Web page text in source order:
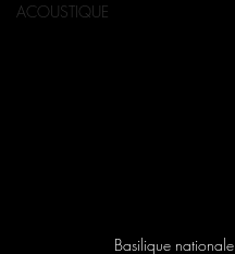
ACOUSTIQUE
Basilique nationale